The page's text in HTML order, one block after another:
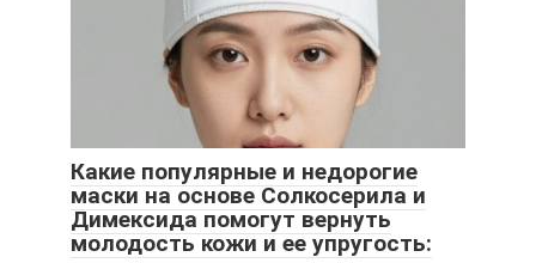
Какие популярные и недорогие
маски на основе Солкосерила и
Димексида помогут вернуть
молодость кожи и ее упругость: